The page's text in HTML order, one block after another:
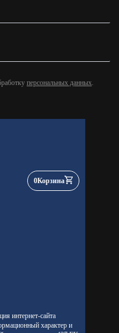
персональных данных.
0Корзина
интернет-сайта
характер и